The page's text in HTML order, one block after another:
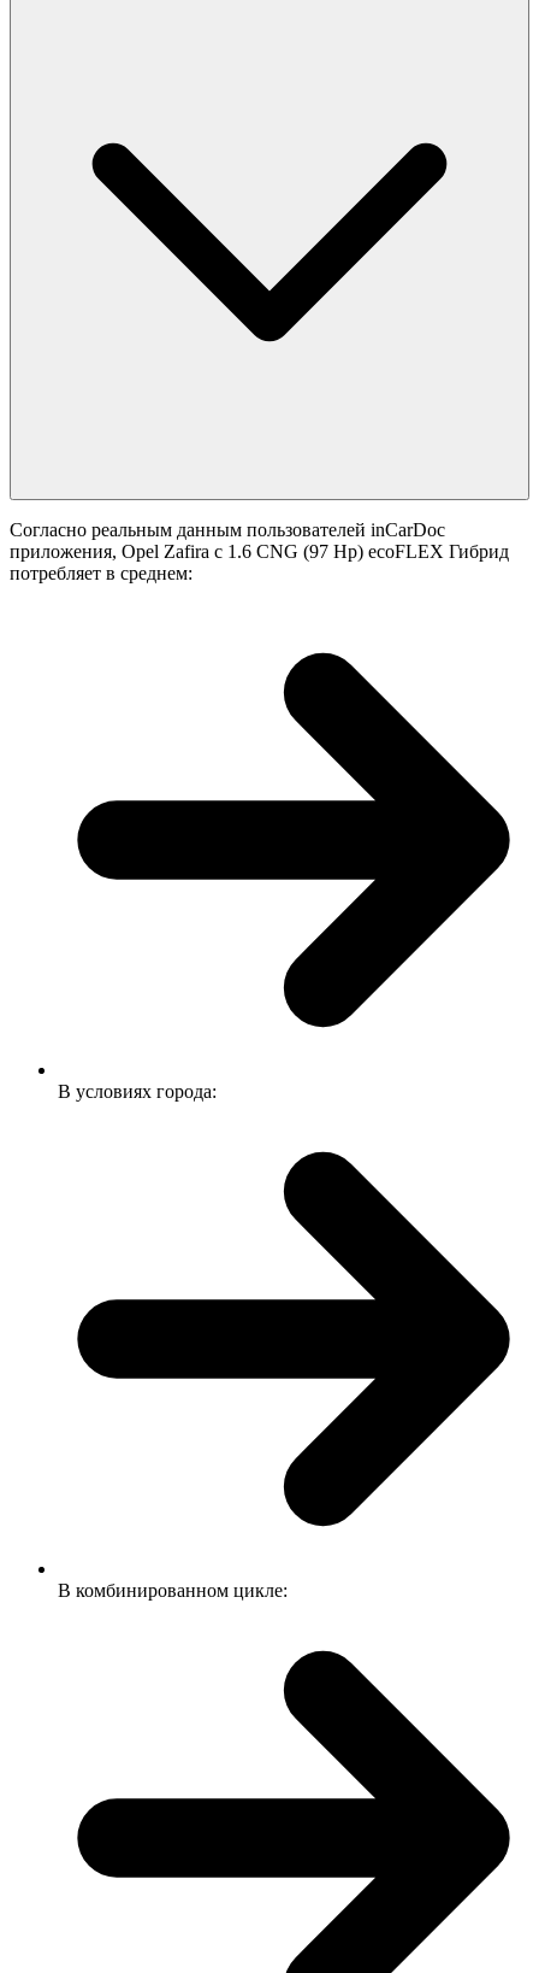
Согласно реальным данным пользователей inCarDoc
приложения, Opel Zafira с 1.6 CNG (97 Hp) ecoFLEX Гибрид
потребляет в среднем:
В условиях города:
В комбинированном цикле: